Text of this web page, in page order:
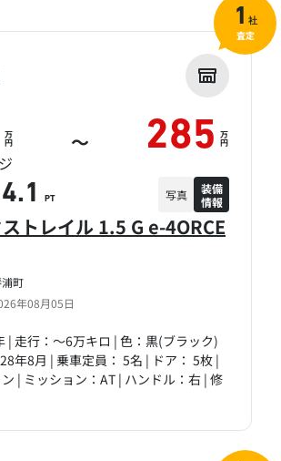
町
年08月05日
トレイル 1.5 G e-4ORCE
| 走行：～6万キロ | 色：黒(ブラック)
年8月 | 乗車定員： 5名 | ドア： 5枚 |
| ミッション：AT | ハンドル：右 | 修
万
円 ～ 285 万
円
4.1 PT 写真
装備
情報
1 社
査定